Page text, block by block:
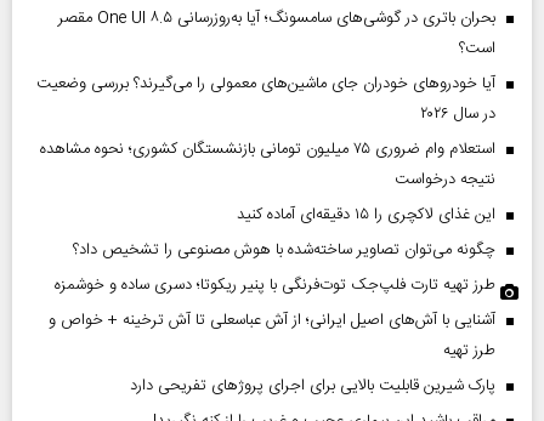
بحران باتری در گوشی‌های سامسونگ؛ آیا به‌روزرسانی One UI ۸.۵ مقصر
است؟
آیا خودروهای خودران جای ماشین‌های معمولی را می‌گیرند؟ بررسی وضعیت
در سال ۲۰۲۶
استعلام وام ضروری ۷۵ میلیون تومانی بازنشستگان کشوری؛ نحوه مشاهده
نتیجه درخواست
این غذای لاکچری را ۱۵ دقیقه‌ای آماده کنید
چگونه می‌توان تصاویر ساخته‌شده با هوش مصنوعی را تشخیص داد؟
طرز تهیه تارت فلپ‌جک توت‌فرنگی با پنیر ریکوتا؛ دسری ساده و خوشمزه
آشنایی با آش‌های اصیل ایرانی؛ از آش عباسعلی تا آش ترخینه + خواص و
طرز تهیه
پارک شیرین قابلیت‌ بالایی برای اجرای پروژهای تفریحی دارد